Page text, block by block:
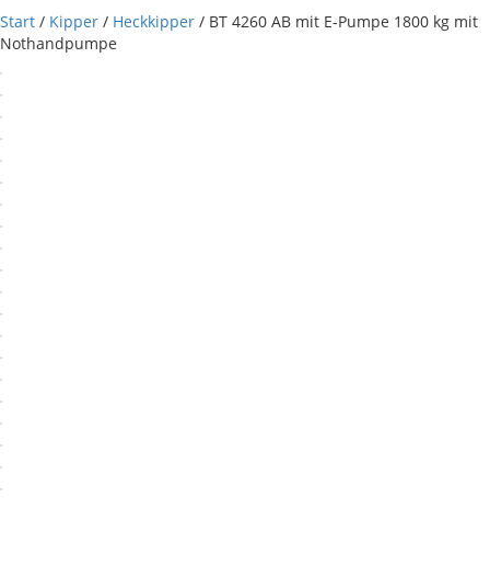
Start / Kipper / Heckkipper / BT 4260 AB mit E-Pumpe 1800 kg mit
Nothandpumpe